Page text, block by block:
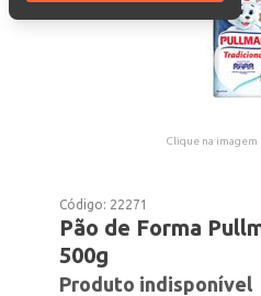
Clique na imagem
Código: 22271
Pão de Forma
500g
Produto indisponível